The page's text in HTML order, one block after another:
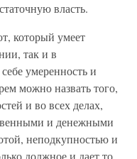
власть.
который умеет
так и в
умеренность и
можно назвать того,
и во всех делах,
и денежными
неподкупностью и
должное и дает то,